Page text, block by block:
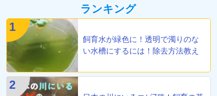
ランキング
1
飼育水が緑色に！透明で濁りのな
い水槽にするには！除去方法教え
2